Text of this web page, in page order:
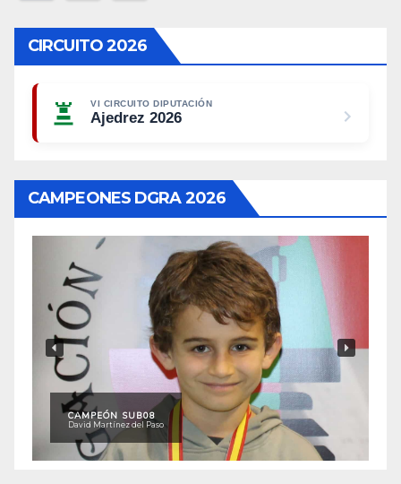
de
entradas
CIRCUITO 2026
VI CIRCUITO DIPUTACIÓN
Ajedrez 2026
CAMPEONES DGRA 2026
CAMPEÓN SUB08
David Martínez del Paso